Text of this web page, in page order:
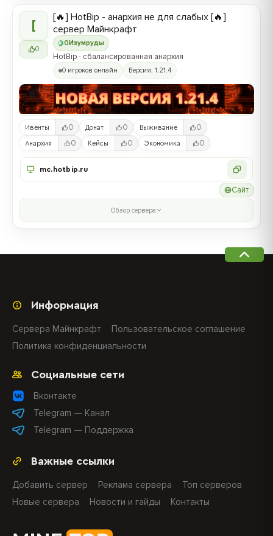
[
0
0 Изумруды
[🔥] HotBip - анархия не для слабых [🔥]
сервер Майнкрафт
HotBip - сбалансированная анархия
0 игроков онлайн Версия: 1.21.4
Ивенты 0 Донат 0 Выживание 0
Анархия 0 Кейсы 0 Экономика 0
mc.hotbip.ru
Сайт
Обзор сервера
Важные ссылки
Добавить сервер Реклама сервера
Топ серверов
Новые сервера
Новости и гайды Контакты
Социальные сети
Вконтакте
Telegram — Канал
Telegram — Поддержка
Информация
Сервера Майнкрафт
Пользовательское соглашение
Политика конфиденциальности